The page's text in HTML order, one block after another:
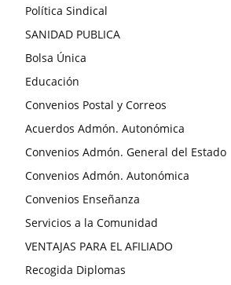
Política Sindical
SANIDAD PUBLICA
Bolsa Única
Educación
Convenios Postal y Correos
Acuerdos Admón. Autonómica
Convenios Admón. General del Estado
Convenios Admón. Autonómica
Convenios Enseñanza
Servicios a la Comunidad
VENTAJAS PARA EL AFILIADO
Recogida Diplomas